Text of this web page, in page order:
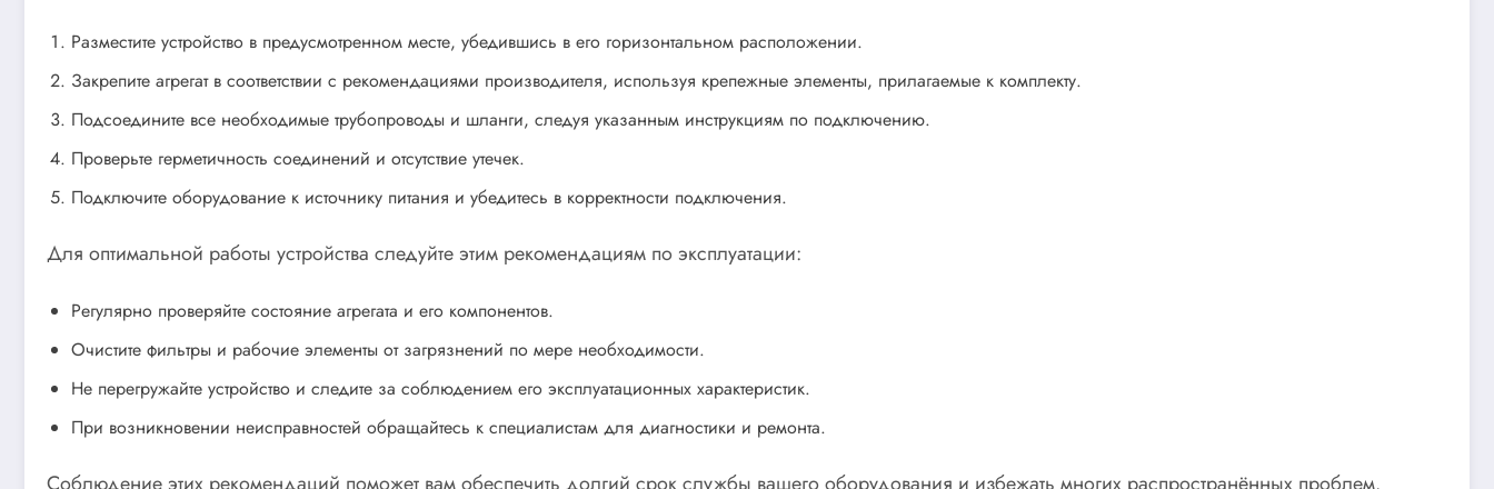
Разместите устройство в предусмотренном месте, убедившись в его горизонтальном расположении.
Закрепите агрегат в соответствии с рекомендациями производителя, используя крепежные элементы, прилагаемые к комплекту.
Подсоедините все необходимые трубопроводы и шланги, следуя указанным инструкциям по подключению.
Проверьте герметичность соединений и отсутствие утечек.
Подключите оборудование к источнику питания и убедитесь в корректности подключения.
Для оптимальной работы устройства следуйте этим рекомендациям по эксплуатации:
Регулярно проверяйте состояние агрегата и его компонентов.
Очистите фильтры и рабочие элементы от загрязнений по мере необходимости.
Не перегружайте устройство и следите за соблюдением его эксплуатационных характеристик.
При возникновении неисправностей обращайтесь к специалистам для диагностики и ремонта.